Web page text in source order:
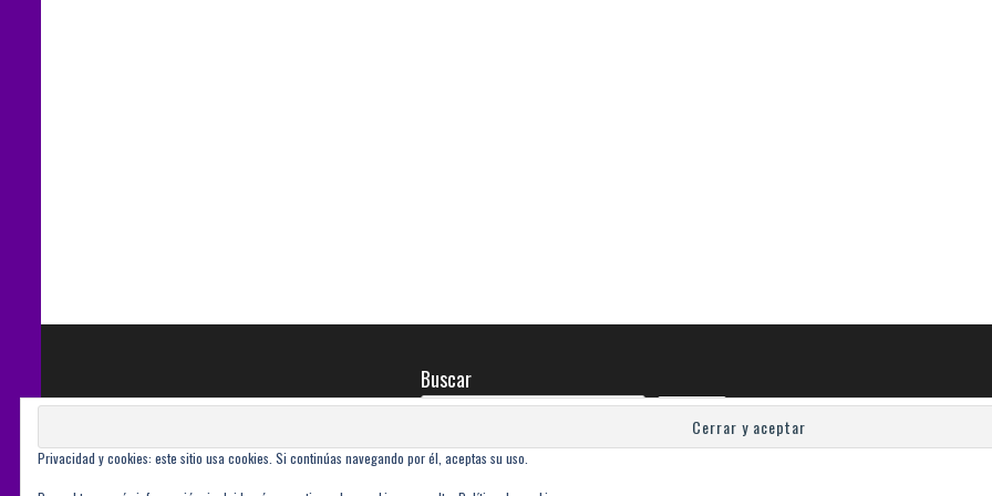
Buscar
Buscar
Privacidad y cookies: este sitio usa cookies. Si continúas navegando por él, aceptas su uso.